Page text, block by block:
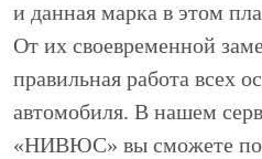
и данная марка в этом
От их своевременной
правильная работа всех
автомобиля. В нашем
«НИВЮС» вы сможете